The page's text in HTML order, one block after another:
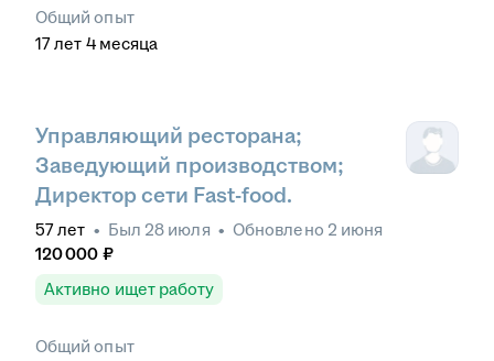
Общий опыт
17лет 4 месяца
Управляющий ресторана;
Заведующий производством;
Директор сети Fast-food.
57лет • Был 28 июля • Обновлено 2 июня
120 000 ₽
Активно ищет работу
Общий опыт